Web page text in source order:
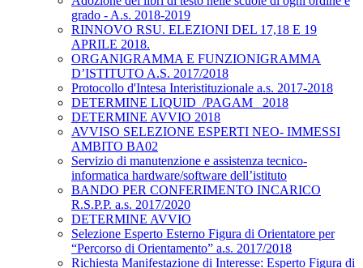
grado - A.s. 2018-2019
RINNOVO RSU. ELEZIONI DEL 17,18 E 19
APRILE 2018.
ORGANIGRAMMA E FUNZIONIGRAMMA
D’ISTITUTO A.S. 2017/2018
Protocollo d'Intesa Interistituzionale a.s. 2017-2018
DETERMINE LIQUID_/PAGAM_ 2018
DETERMINE AVVIO 2018
AVVISO SELEZIONE ESPERTI NEO- IMMESSI
AMBITO BA02
Servizio di manutenzione e assistenza tecnico-
informatica hardware/software dell’istituto
BANDO PER CONFERIMENTO INCARICO
R.S.P.P. a.s. 2017/2020
DETERMINE AVVIO
Selezione Esperto Esterno Figura di Orientatore per
“Percorso di Orientamento” a.s. 2017/2018
Richiesta Manifestazione di Interesse: Esperto Figura di